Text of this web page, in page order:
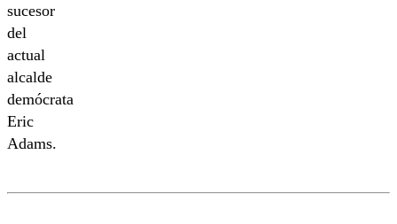
sucesor
del
actual
alcalde
demócrata
Eric
Adams.